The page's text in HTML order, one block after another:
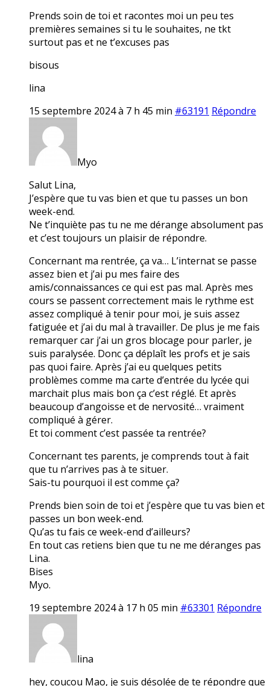
Prends soin de toi et racontes moi un peu tes
premières semaines si tu le souhaites, ne tkt
surtout pas et ne t’excuses pas
bisous
lina
15 septembre 2024 à 7 h 45 min #63191 Répondre
Myo
Salut Lina,
J’espère que tu vas bien et que tu passes un bon
week-end.
Ne t’inquiète pas tu ne me dérange absolument pas
et c’est toujours un plaisir de répondre.
Concernant ma rentrée, ça va… L’internat se passe
assez bien et j’ai pu mes faire des
amis/connaissances ce qui est pas mal. Après mes
cours se passent correctement mais le rythme est
assez compliqué à tenir pour moi, je suis assez
fatiguée et j’ai du mal à travailler. De plus je me fais
remarquer car j’ai un gros blocage pour parler, je
suis paralysée. Donc ça déplaît les profs et je sais
pas quoi faire. Après j’ai eu quelques petits
problèmes comme ma carte d’entrée du lycée qui
marchait plus mais bon ça c’est réglé. Et après
beaucoup d’angoisse et de nervosité… vraiment
compliqué à gérer.
Et toi comment c’est passée ta rentrée?
Concernant tes parents, je comprends tout à fait
que tu n’arrives pas à te situer.
Sais-tu pourquoi il est comme ça?
Prends bien soin de toi et j’espère que tu vas bien et
passes un bon week-end.
Qu’as tu fais ce week-end d’ailleurs?
En tout cas retiens bien que tu ne me déranges pas
Lina.
Bises
Myo.
19 septembre 2024 à 17 h 05 min #63301 Répondre
lina
hey, coucou Mao, je suis désolée de te répondre que